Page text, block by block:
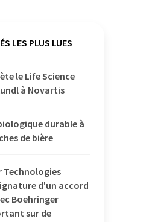
LES PLUS LUES
le Life Science
à Novartis
durable à
de bière
Technologies
d'un accord
Boehringer
sur de